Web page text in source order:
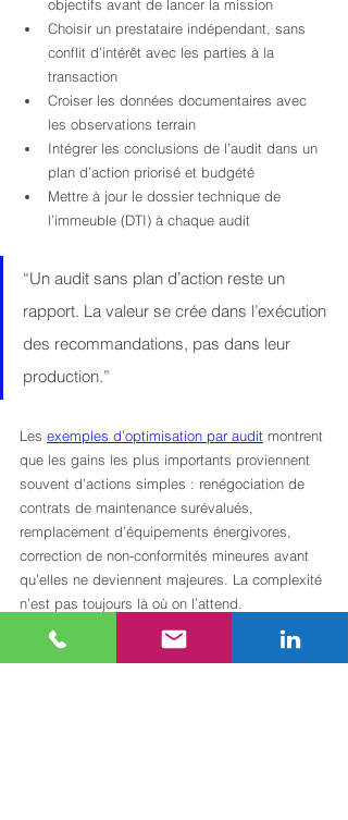
objectifs avant de lancer la mission
Choisir un prestataire indépendant, sans
conflit d’intérêt avec les parties à la
transaction
Croiser les données documentaires avec
les observations terrain
Intégrer les conclusions de l’audit dans un
plan d’action priorisé et budgété
Mettre à jour le dossier technique de
l’immeuble (DTI) à chaque audit
“Un audit sans plan d’action reste un
rapport. La valeur se crée dans l’exécution
des recommandations, pas dans leur
production.”
Les exemples d’optimisation par audit montrent
que les gains les plus importants proviennent
souvent d’actions simples : renégociation de
contrats de maintenance surévalués,
remplacement d’équipements énergivores,
correction de non-conformités mineures avant
qu’elles ne deviennent majeures. La complexité
n’est pas toujours là où on l’attend.
Enfin, le choix du type d’audit doit